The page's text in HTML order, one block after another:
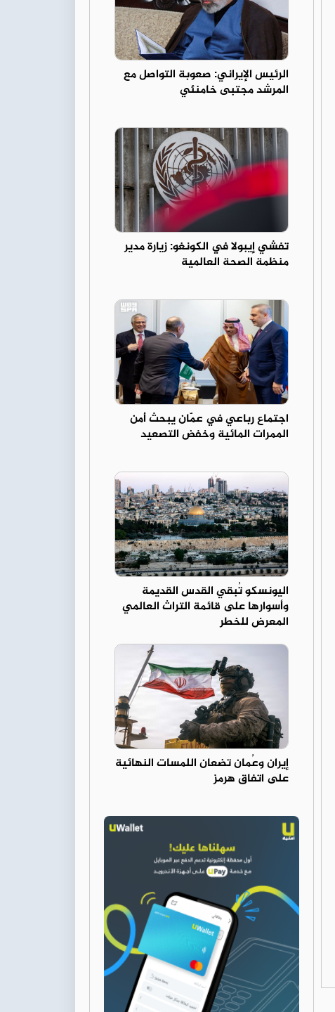
الرئيس الإيراني: صعوبة التواصل مع
المرشد مجتبى خامنئي
تفشي إيبولا في الكونغو: زيارة مدير
منظمة الصحة العالمية
اجتماع رباعي في عمّان يبحث أمن
الممرات المائية وخفض التصعيد
اليونسكو تُبقي القدس القديمة
وأسوارها على قائمة التراث العالمي
المعرض للخطر
إيران وعُمان تضعان اللمسات النهائية
على اتفاق هرمز